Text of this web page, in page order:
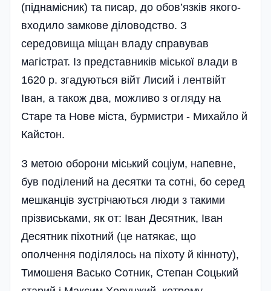
(підна­місник) та писар, до обов’язків якого­
входило замкове діловодство. З
середовища міщан владу справував
магістрат. Із представників міської влади в
1620 р. згадуються війт Лисий і лентвійт
Іван, а також два, можливо з огляду на
Старе та Нове міста, бурмистри - Михайло й
Кайстон.
З метою оборони місь­кий соці­ум, напевне,
був поділений на деся­тки та сотні, бо серед
мешканців зустрічаються люди з такими
прізвиськами, як от: Іван Десятн­ик, Іван
Десятник піхотний (це натякає, що
ополчення поді­лялось на піхоту й кінноту),
Тимошеня Васько Сотник, Степан Соцький